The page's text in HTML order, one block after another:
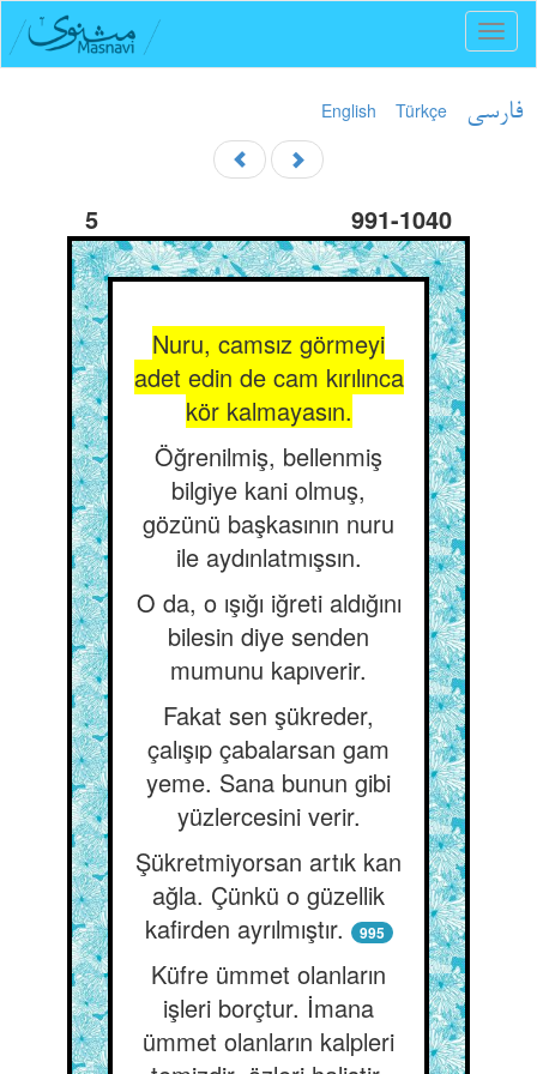
English Türkçe فارسی
5 991-1040
Nuru, camsız görmeyi
adet edin de cam kırılınca
kör kalmayasın.
Öğrenilmiş, bellenmiş
bilgiye kani olmuş,
gözünü başkasının nuru
ile aydınlatmışsın.
O da, o ışığı iğreti aldığını
bilesin diye senden
mumunu kapıverir.
Fakat sen şükreder,
çalışıp çabalarsan gam
yeme. Sana bunun gibi
yüzlercesini verir.
Şükretmiyorsan artık kan
ağla. Çünkü o güzellik
kafirden ayrılmıştır.
995
Küfre ümmet olanların
işleri borçtur. İmana
ümmet olanların kalpleri